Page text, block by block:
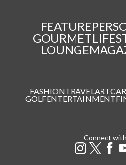
FEATURE
GOURMET
LOUNGE
FASHIONTRAVELARTCAR
GOLFENTERTAINMENT
Connect